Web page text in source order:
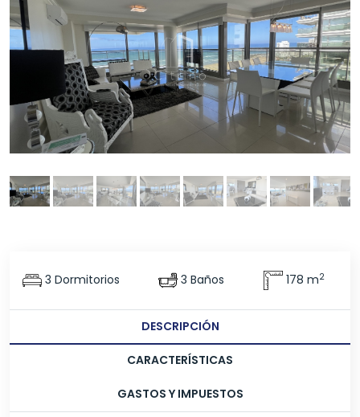
3 Dormitorios 3 Baños 178 m2
DESCRIPCIÓN
CARACTERÍSTICAS
GASTOS Y IMPUESTOS